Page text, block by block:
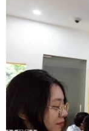
Tử tù Nguyễn
Tòa án Nhân
ngày 8/5 tới
trại là Lê Văn